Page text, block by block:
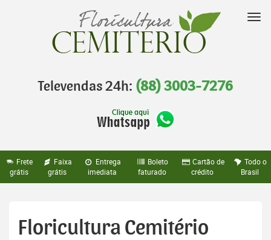
Televendas 24h: (88) 3003-7276
Frete
grátis
Faixa
grátis
Entrega
imediata
Boleto
faturado
Cartão de
crédito
Todo o
Brasil
Floricultura Cemitério